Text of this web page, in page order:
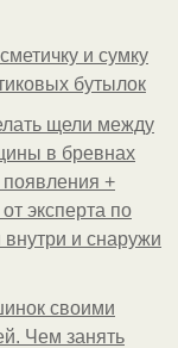
и сумку
бутылок
щели между
в бревнах
+
эксперта по
и снаружи
своими
Чем занять